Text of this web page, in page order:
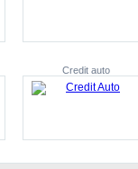
Credit auto